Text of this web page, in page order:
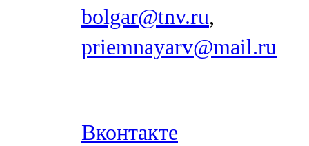
bolgar@tnv.ru,
priemnayarv@mail.ru
Вконтакте